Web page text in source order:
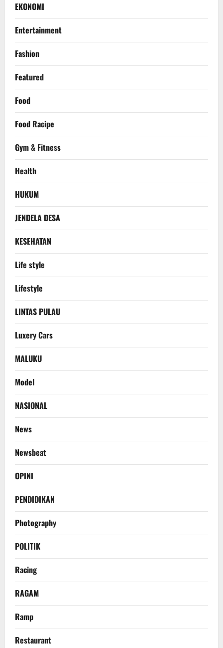
EKONOMI
Entertainment
Fashion
Featured
Food
Food Racipe
Gym & Fitness
Health
HUKUM
JENDELA DESA
KESEHATAN
Life style
Lifestyle
LINTAS PULAU
Luxery Cars
MALUKU
Model
NASIONAL
News
Newsbeat
OPINI
PENDIDIKAN
Photography
POLITIK
Racing
RAGAM
Ramp
Restaurant